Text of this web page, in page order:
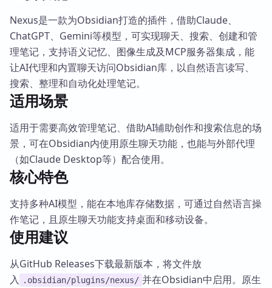
Nexus是一款为Obsidian打造的插件，借助Claude、
ChatGPT、Gemini等模型，可实现聊天、搜索、创建和管
理笔记，支持语义记忆、图像生成及MCP服务器集成，能
让AI代理和内置聊天访问Obsidian库，以自然语言读写、
搜索、整理和自动化处理笔记。
适用场景
适用于需要高效管理笔记、借助AI辅助创作和搜索信息的场
景，可在Obsidian内使用原生聊天功能，也能与外部代理
（如Claude Desktop等）配合使用。
核心特色
支持多种AI模型，能在本地库存储数据，可通过自然语言操
作笔记，且原生聊天功能支持桌面和移动设备。
使用建议
从GitHub Releases下载最新版本，将文件放
入
.obsidian/plugins/nexus/ 并在Obsidian中启用。原生